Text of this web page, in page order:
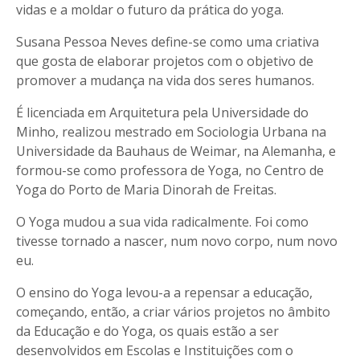
vidas e a moldar o futuro da prática do yoga.
Susana Pessoa Neves define-se como uma criativa
que gosta de elaborar projetos com o objetivo de
promover a mudança na vida dos seres humanos.
É licenciada em Arquitetura pela Universidade do
Minho, realizou mestrado em Sociologia Urbana na
Universidade da Bauhaus de Weimar, na Alemanha, e
formou-se como professora de Yoga, no Centro de
Yoga do Porto de Maria Dinorah de Freitas.
O Yoga mudou a sua vida radicalmente. Foi como
tivesse tornado a nascer, num novo corpo, num novo
eu.
O ensino do Yoga levou-a a repensar a educação,
começando, então, a criar vários projetos no âmbito
da Educação e do Yoga, os quais estão a ser
desenvolvidos em Escolas e Instituições com o